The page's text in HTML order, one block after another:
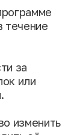
течение
за
или
изменить